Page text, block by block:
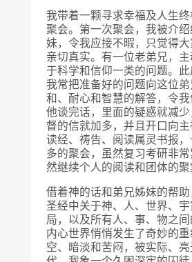
我带着一颗寻求幸福及人生
聚会。第一次聚会，我被介
妹，令我应接不暇，只觉得
亲切真实。有一位老弟兄，
于科学和信仰一类的问题。此
我常把准备好的问题向这位
和、耐心和智慧的解答，令
他谈完话，里面的疑惑就减
督的信就加多，并且开口向
读经、祷告、阅读属灵书报
多的聚会，虽然复习考研非
然继续个人的阅读和团体的聚
借着神的话和弟兄姊妹的帮
圣经中关于神、人、世界、
局，以及所有人、事、物之
内心世界悄悄发生了奇妙的
空、暗淡和苦闷，被实际、